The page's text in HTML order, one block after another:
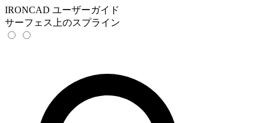
IRONCAD ユーザーガイド
サーフェス上のスプライン